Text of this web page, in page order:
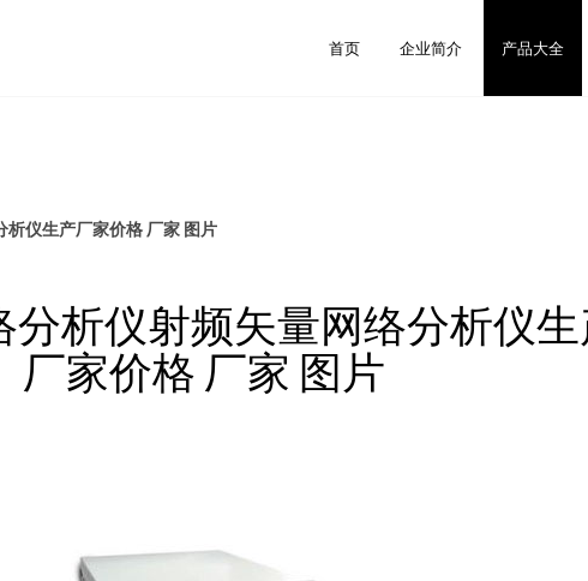
首页 企业简介 产品大全
仪生产厂家价格 厂家 图片
分析仪射频矢量网络分析仪
厂家价格 厂家 图片